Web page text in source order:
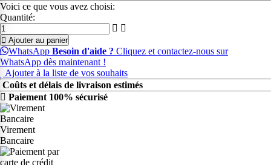
Voici ce que vous avez choisi:
Quantité:
Ajouter au panier
WhatsApp Besoin d'aide ? Cliquez et contactez-nous sur
WhatsApp dès maintenant !
Ajouter à la liste de vos souhaits
Coûts et délais de livraison estimés
Paiement 100% sécurisé
Virement
Bancaire